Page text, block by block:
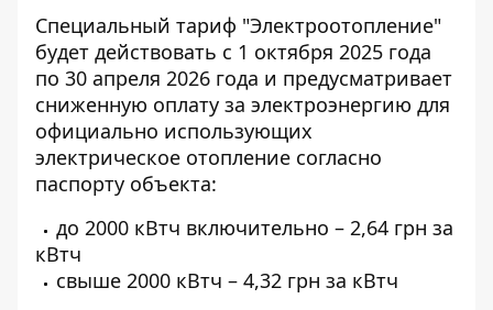
Специальный тариф "Электроотопление"
будет действовать с 1 октября 2025 года
по 30 апреля 2026 года и предусматривает
сниженную оплату за электроэнергию для
официально использующих
электрическое отопление согласно
паспорту объекта:
до 2000 кВтч включительно – 2,64 грн за
кВтч
свыше 2000 кВтч – 4,32 грн за кВтч